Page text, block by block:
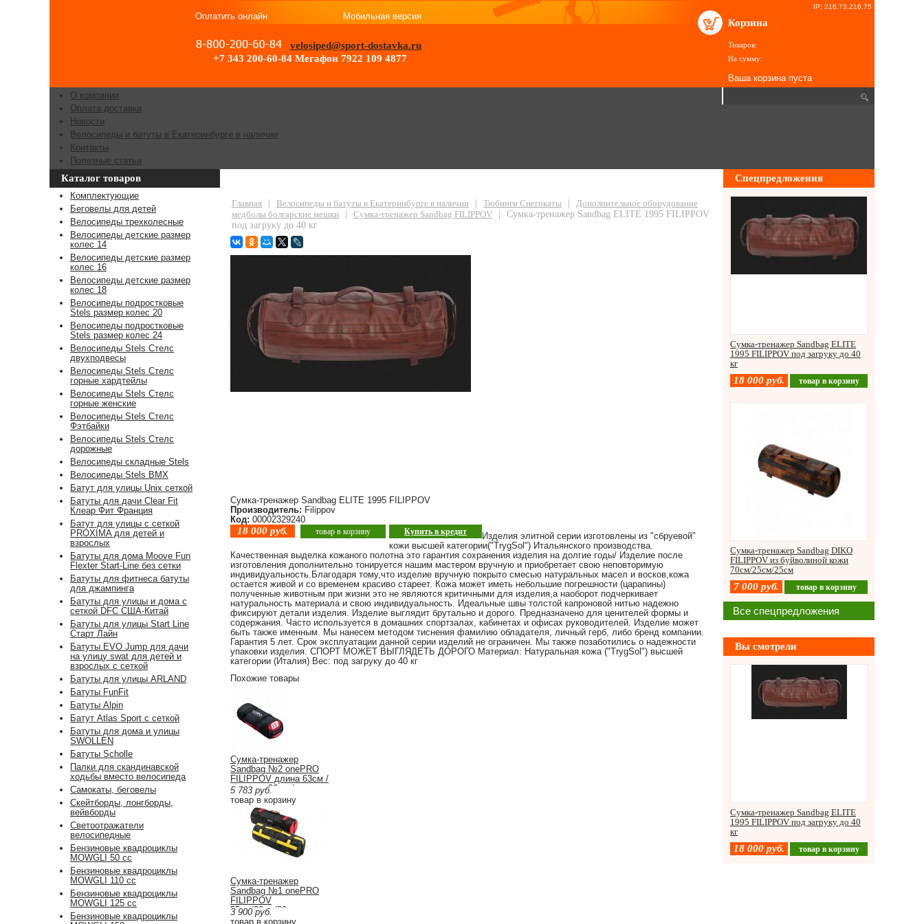
IP: 216.73.216.75
Корзина
Товаров:
На сумму:
Ваша корзина пуста
Оплатить онлайн Мобильная версия
velosiped@sport-dostavka.ru
+7 343 200-60-84 Мегафон 7922 109 4877
О компании
Оплата доставка
Новости
Велосипеды и батуты в Екатеринбурге в наличии
Контакты
Полезные статьи
Главная Велосипеды и батуты в Екатеринбурге в наличии Тюбинги Снегокаты
Дополнительное оборудование
медболы болгарские мешки
Сумка-тренажер Sandbag FILIPPOV
Сумка-тренажер Sandbag ELITE 1995 FILIPPOV
под загруку до 40 кг
Сумка-тренажер Sandbag ELITE 1995 FILIPPOV
Производитель: Filippov
Код: 00002329240
18 000 руб. товар в корзину Купить в кредит
Изделия элитной серии изготовлены из "сбруевой"
кожи высшей категории("TrygSol") Итальянского производства.
Качественная выделка кожаного полотна это гарантия сохранения изделия на долгие годы/ Изделие после
изготовления дополнительно тонируется нашим мастером вручную и приобретает свою неповторимую
индивидуальность.Благодаря тому,что изделие вручную покрыто смесью натуральных масел и восков,кожа
остается живой и со временем красиво стареет. Кожа может иметь небольшие погрешности (царапины)
полученные животным при жизни это не являются критичными для изделия,а наоборот подчеркивает
натуральность материала и свою индивидуальность. Идеальные швы толстой капроновой нитью надежно
фиксируют детали изделия. Изделие выглядит брутально и дорого. Предназначено для ценителей формы и
содержания. Часто используется в домашних спортзалах, кабинетах и офисах руководителей. Изделие может
быть также именным. Мы нанесем методом тиснения фамилию обладателя, личный герб, либо бренд компании.
Гарантия 5 лет. Срок эксплуатации данной серии изделий не ограничен. Мы также позаботились о надежности
упаковки изделия. СПОРТ МОЖЕТ ВЫГЛЯДЕТЬ ДОРОГО Материал: Натуральная кожа ("TrygSol") высшей
категории (Италия) Вес: под загруку до 40 кг
Похожие товары
Сумка-тренажер
Sandbag №2 onePRO
FILIPPOV длина 63см /
диаметр 26см / вес
15кг
5 783 руб.
товар в корзину
Сумка-тренажер
Sandbag №1 onePRO
FILIPPOV
55см/20см/20кг
3 900 руб.
товар в корзину
Каталог товаров
Комплектующие
Беговелы для детей
Велосипеды трехколесные
Велосипеды детские размер
колес 14
Велосипеды детские размер
колес 16
Велосипеды детские размер
колес 18
Велосипеды подростковые
Stels размер колес 20
Велосипеды подростковые
Stels размер колес 24
Велосипеды Stels Стелс
двухподвесы
Велосипеды Stels Стелс
горные хардтейлы
Велосипеды Stels Стелс
горные женские
Велосипеды Stels Стелс
Фэтбайки
Велосипеды Stels Стелс
дорожные
Велосипеды складные Stels
Велосипеды Stels BMX
Батут для улицы Unix сеткой
Батуты для дачи Clear Fit
Клеар Фит Франция
Батут для улицы с сеткой
PROXIMA для детей и
взрослых
Батуты для дома Moove Fun
Flexter Start-Line без сетки
Батуты для фитнеса батуты
для джампинга
Батуты для улицы и дома с
сеткой DFC США-Китай
Батуты для улицы Start Line
Старт Лайн
Батуты EVO Jump для дачи
на улицу swat для детей и
взрослых с сеткой
Батуты для улицы ARLAND
Батуты FunFit
Батуты Alpin
Батут Atlas Sport с сеткой
Батуты для дома и улицы
SWOLLEN
Батуты Scholle
Палки для скандинавской
ходьбы вместо велосипеда
Самокаты, беговелы
Скейтборды, лонгборды,
вейвборды
Светоотражатели
велосипедные
Бензиновые квадроциклы
MOWGLI 50 cc
Бензиновые квадроциклы
MOWGLI 110 cc
Бензиновые квадроциклы
MOWGLI 125 cc
Бензиновые квадроциклы
Спецпредложения
Сумка-тренажер Sandbag ELITE
1995 FILIPPOV под загруку до 40
кг
18 000 руб. товар в корзину
Сумка-тренажер Sandbag DIKO
FILIPPOV из буйволиной кожи
70см/25см/25см
7 000 руб. товар в корзину
Все спецпредложения
Вы смотрели
Сумка-тренажер Sandbag ELITE
1995 FILIPPOV под загруку до 40
кг
18 000 руб. товар в корзину